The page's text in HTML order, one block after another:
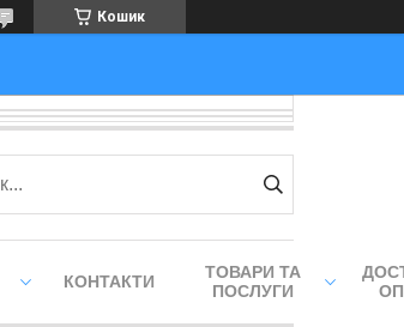
Кошик
КОНТАКТИ
ТОВАРИ ТА
ПОСЛУГИ